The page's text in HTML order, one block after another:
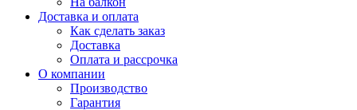
Доставка и оплата
Как сделать заказ
Доставка
Оплата и рассрочка
О компании
Производство
Гарантия